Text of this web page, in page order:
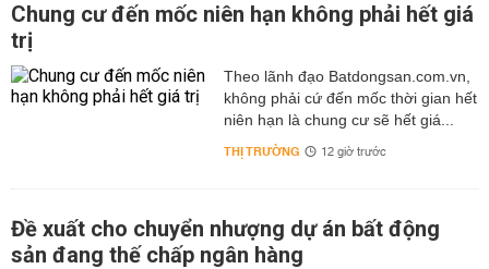
Chung cư đến mốc niên hạn không phải hết giá
trị
Theo lãnh đạo Batdongsan.com.vn,
không phải cứ đến mốc thời gian hết
niên hạn là chung cư sẽ hết giá...
THỊ TRƯỜNG 12 giờ trước
Đề xuất cho chuyển nhượng dự án bất động
sản đang thế chấp ngân hàng